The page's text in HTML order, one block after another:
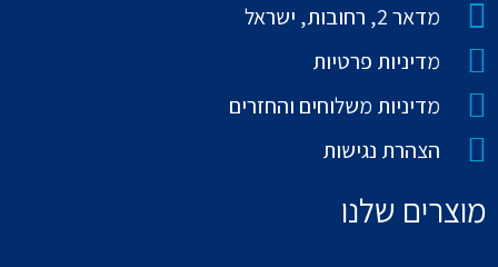
מדאר 2, רחובות, ישראל
מדיניות פרטיות
מדיניות משלוחים והחזרים
הצהרת נגישות
מוצרים שלנו